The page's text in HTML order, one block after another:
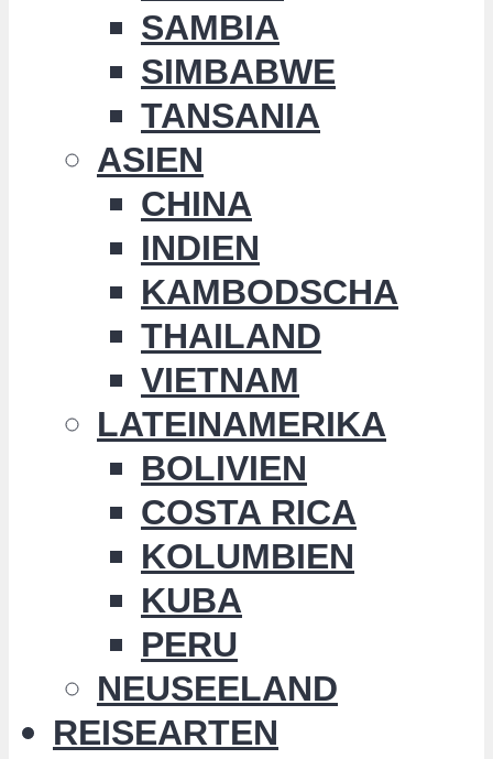
SAMBIA
SIMBABWE
TANSANIA
ASIEN
CHINA
INDIEN
KAMBODSCHA
THAILAND
VIETNAM
LATEINAMERIKA
BOLIVIEN
COSTA RICA
KOLUMBIEN
KUBA
PERU
NEUSEELAND
REISEARTEN